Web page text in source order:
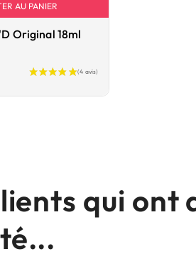
AU PANIER
Original 18ml
qui